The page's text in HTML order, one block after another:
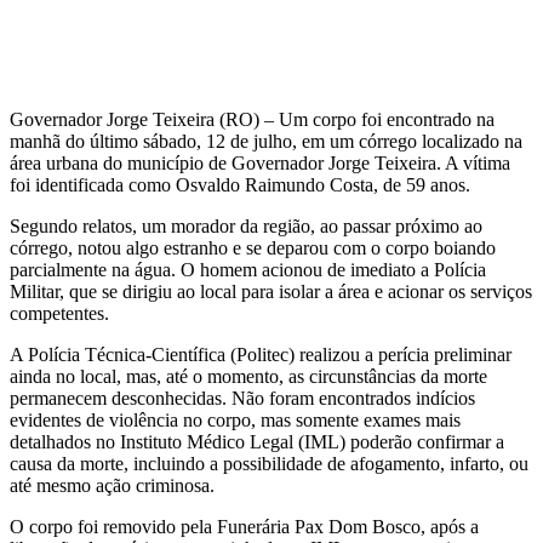
Governador Jorge Teixeira (RO) – Um corpo foi encontrado na
manhã do último sábado, 12 de julho, em um córrego localizado na
área urbana do município de Governador Jorge Teixeira. A vítima
foi identificada como Osvaldo Raimundo Costa, de 59 anos.
Segundo relatos, um morador da região, ao passar próximo ao
córrego, notou algo estranho e se deparou com o corpo boiando
parcialmente na água. O homem acionou de imediato a Polícia
Militar, que se dirigiu ao local para isolar a área e acionar os serviços
competentes.
A Polícia Técnica-Científica (Politec) realizou a perícia preliminar
ainda no local, mas, até o momento, as circunstâncias da morte
permanecem desconhecidas. Não foram encontrados indícios
evidentes de violência no corpo, mas somente exames mais
detalhados no Instituto Médico Legal (IML) poderão confirmar a
causa da morte, incluindo a possibilidade de afogamento, infarto, ou
até mesmo ação criminosa.
O corpo foi removido pela Funerária Pax Dom Bosco, após a